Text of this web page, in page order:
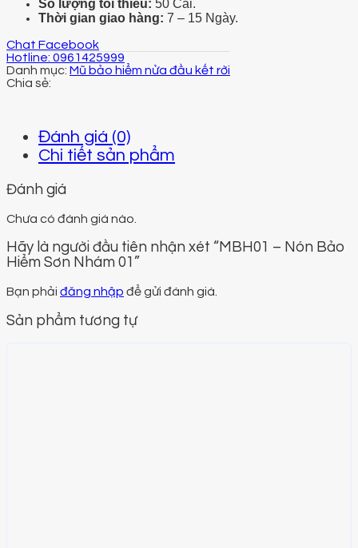
Số lượng tối thiểu: 50 Cái.
Thời gian giao hàng: 7 – 15 Ngày.
Chat Facebook
Hotline: 0961425999
Danh mục: Mũ bảo hiểm nửa đầu kết rời
Đánh giá (0)
Chi tiết sản phẩm
Đánh giá
Chưa có đánh giá nào.
Hãy là người đầu tiên nhận xét “MBH01 – Nón Bảo
Hiểm Sơn Nhám 01”
Bạn phải đăng nhập để gửi đánh giá.
Sản phẩm tương tự